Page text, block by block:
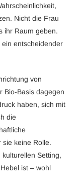
Nicht die Frau
ihr Raum geben.
ein entscheidender
von
Bio-Basis dagegen
haben, sich mit
die
sie keine Rolle.
Setting,
ist – wohl